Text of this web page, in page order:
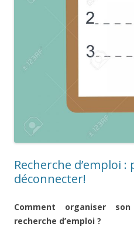
Recherche d’emploi :
déconnecter!
Comment organiser
recherche d’emploi ?